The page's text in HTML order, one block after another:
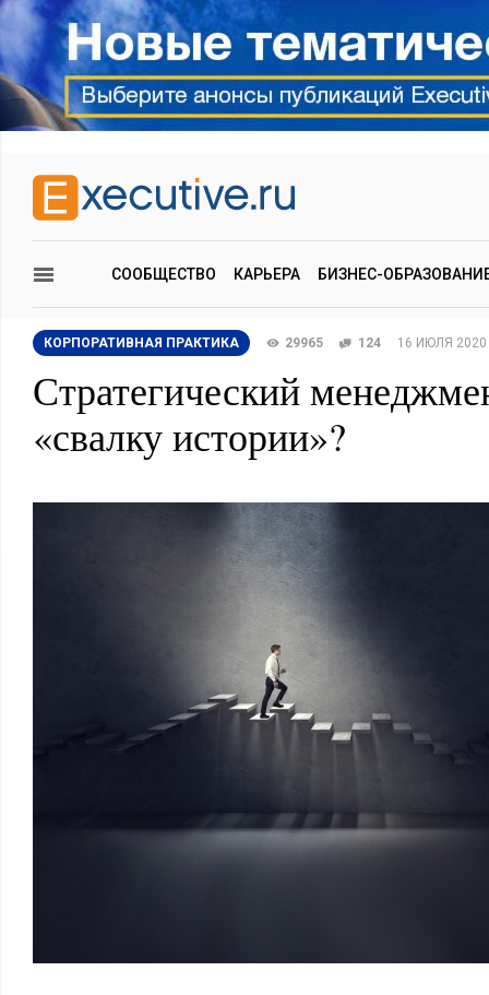
СООБЩЕСТВО КАРЬЕРА БИЗНЕС-
КОРПОРАТИВНАЯ ПРАКТИКА 29965 124 16 ИЮЛЯ 2020
Стратегический
«свалку истории»?